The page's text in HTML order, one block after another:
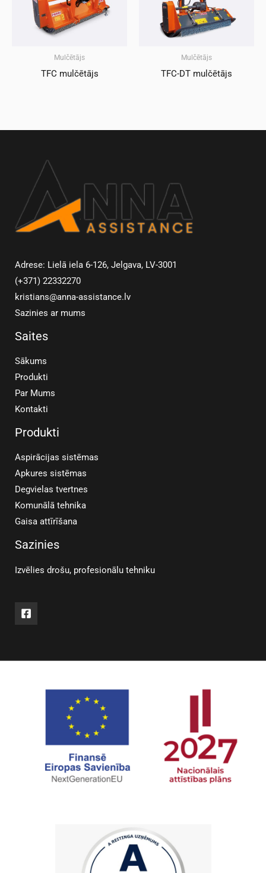
Mulčētājs
TFC mulčētājs
Mulčētājs
TFC-DT mulčētājs
Adrese: Lielā iela 6-126, Jelgava, LV-3001
(+371) 22332270
kristians@anna-assistance.lv
Sazinies ar mums
Saites
Sākums
Produkti
Par Mums
Kontakti
Produkti
Aspirācijas sistēmas
Apkures sistēmas
Degvielas tvertnes
Komunālā tehnika
Gaisa attīrīšana
Sazinies
Izvēlies drošu, profesionālu tehniku